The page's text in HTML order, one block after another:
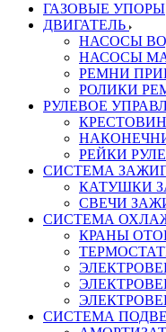
ГАЗОВЫЕ УПОРЫ
ДВИГАТЕЛЬ
НАСОСЫ
НАСОСЫ
РЕМНИ
РОЛИКИ
РУЛЕВОЕ
РЕЙКИ
СИСТЕМА
КАТУШКИ
СВЕЧИ
СИСТЕМА
КРАНЫ
СИСТЕМА